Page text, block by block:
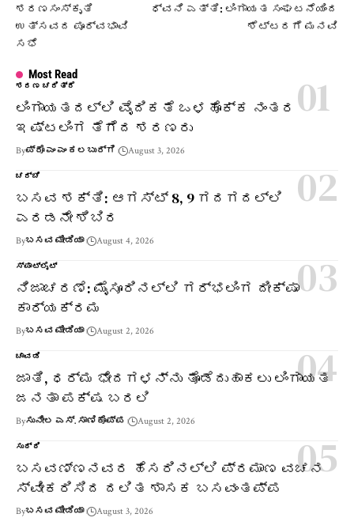
ಶರಣಸಂಸ್ಕೃತಿ
ಉತ್ಸವದ ಪೂರ್ವಭಾವಿ
ಸಭೆ
ಧ್ವನಿ ಎತ್ತಿ: ಲಿಂಗಾಯತ ಸಂಘಟನೆಯಿಂದ
ಶೆಟ್ಟರಗೆ ಮನವಿ
Most Read
ಶರಣ ಚರಿತ್ರೆ
ಲಿಂಗಾಯತದಲ್ಲಿ ವೈದಿಕತೆ ಒಳಹೊಕ್ಕ ನಂತರ
ಇಷ್ಟಲಿಂಗ ತೆಗೆದ ಶರಣರು
Byಪ್ರೊ ಎಂ ಎಂ ಕಲಬುರ್ಗಿ August 3, 2026
ಚರ್ಚೆ
ಬಸವ ಶಕ್ತಿ: ಆಗಸ್ಟ್ 8, 9 ಗದಗದಲ್ಲಿ
ಎರಡನೇ ಶಿಬಿರ
Byಬಸವ ಮೀಡಿಯಾ August 4, 2026
ಸ್ಪಾಟ್‌ಲೈಟ್
ನಿಜಾಚರಣೆ: ಮೈಸೂರಿನಲ್ಲಿ ಗರ್ಭಲಿಂಗ ದೀಕ್ಷಾ
ಕಾರ್ಯಕ್ರಮ
Byಬಸವ ಮೀಡಿಯಾ August 2, 2026
ಚಾವಡಿ
ಜಾತಿ, ಧರ್ಮ ಭೇದಗಳನ್ನು ತೊಡೆದುಹಾಕಲು ಲಿಂಗಾಯತ
ಜನತಾ ಪಕ್ಷ ಬರಲಿ
Byಸುನೀಲ ಎಸ್. ಸಾಣಿಕೊಪ್ಪ August 2, 2026
ಸುದ್ದಿ
ಬಸವಣ್ಣನವರ ಹೆಸರಿನಲ್ಲಿ ಪ್ರಮಾಣ ವಚನ
ಸ್ವೀಕರಿಸಿದ ದಲಿತ ಶಾಸಕ ಬಸವಂತಪ್ಪ
Byಬಸವ ಮೀಡಿಯಾ August 3, 2026